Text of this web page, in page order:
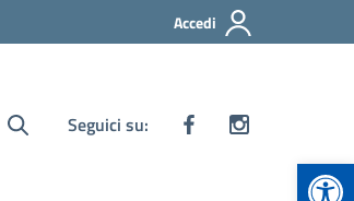
Accedi
Seguici su: